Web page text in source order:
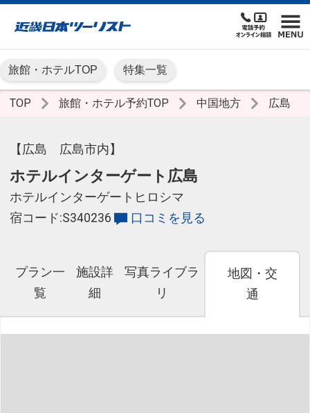
旅館・ホテルTOP 特集一覧
TOP 旅館・ホテル予約TOP 中国地方 広島
【広島 広島市内】
ホテルインターゲート広島
ホテルインターゲートヒロシマ
宿コード:S340236
口コミを見る
プラン一
覧
施設詳
細
写真ライブラ
リ
地図・交
通